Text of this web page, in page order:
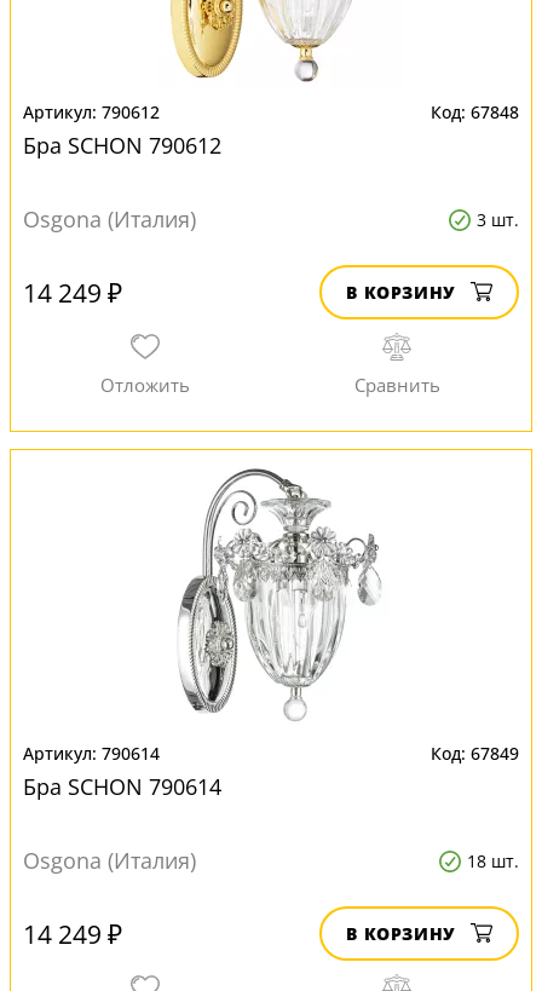
790612 67848
Бра SCHON 790612
Osgona (Италия) 3 шт.
14 249 ₽ В КОРЗИНУ
790614 67849
Бра SCHON 790614
Osgona (Италия) 18 шт.
14 249 ₽ В КОРЗИНУ